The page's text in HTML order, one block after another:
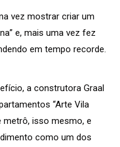
vez mostrar criar um
e, mais uma vez fez
em tempo recorde.
a construtora Graal
“Arte Vila
metrô, isso mesmo, e
como um dos